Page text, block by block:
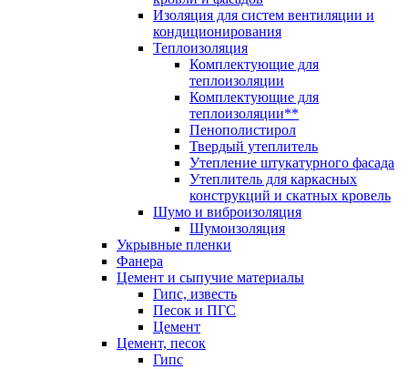
Изоляция для систем вентиляции и
кондиционирования
Теплоизоляция
Комплектующие для
теплоизоляции
Комплектующие для
теплоизоляции**
Пенополистирол
Твердый утеплитель
Утепление штукатурного фасада
Утеплитель для каркасных
конструкций и скатных кровель
Шумо и виброизоляция
Шумоизоляция
Укрывные пленки
Фанера
Цемент и сыпучие материалы
Гипс, известь
Песок и ПГС
Цемент
Цемент, песок
Гипс